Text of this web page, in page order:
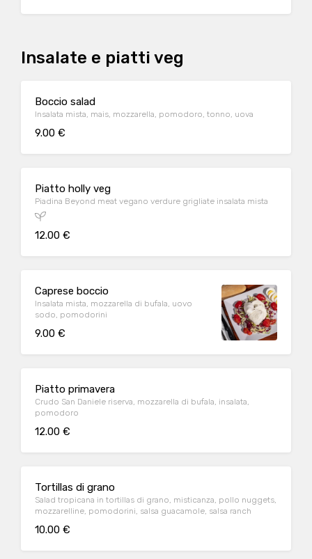
Insalate e piatti veg
Boccio salad
Insalata mista, mais, mozzarella, pomodoro, tonno, uova
9.00 €
Piatto holly veg
Piadina Beyond meat vegano verdure grigliate insalata mista
12.00 €
Caprese boccio
Insalata mista, mozzarella di bufala, uovo
sodo, pomodorini
9.00 €
Piatto primavera
Crudo San Daniele riserva, mozzarella di bufala, insalata,
pomodoro
12.00 €
Tortillas di grano
Salad tropicana in tortillas di grano, misticanza, pollo nuggets,
mozzarelline, pomodorini, salsa guacamole, salsa ranch
10.00 €